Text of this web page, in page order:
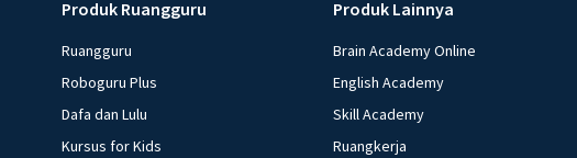
Produk Ruangguru
Ruangguru
Roboguru Plus
Dafa dan Lulu
Kursus for Kids
Produk Lainnya
Brain Academy Online
English Academy
Skill Academy
Ruangkerja